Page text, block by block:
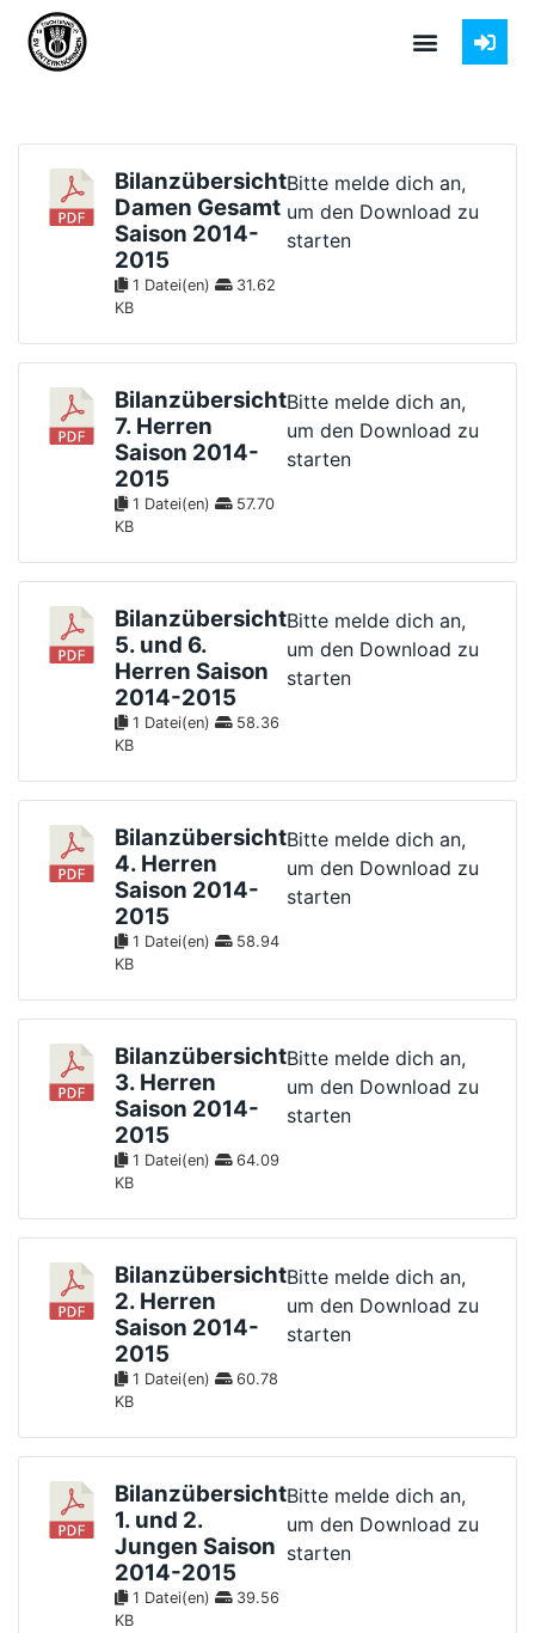
Bilanzübersicht
Damen Gesamt
Saison 2014-
2015
1 Datei(en)
31.62
KB
Bitte melde dich an,
um den Download zu
starten
Bilanzübersicht
7. Herren
Saison 2014-
2015
1 Datei(en)
57.70
KB
Bitte melde dich an,
um den Download zu
starten
Bilanzübersicht
5. und 6.
Herren Saison
2014-2015
1 Datei(en)
58.36
KB
Bitte melde dich an,
um den Download zu
starten
Bilanzübersicht
4. Herren
Saison 2014-
2015
1 Datei(en)
58.94
KB
Bitte melde dich an,
um den Download zu
starten
Bilanzübersicht
3. Herren
Saison 2014-
2015
1 Datei(en)
64.09
KB
Bitte melde dich an,
um den Download zu
starten
Bilanzübersicht
2. Herren
Saison 2014-
2015
1 Datei(en)
60.78
KB
Bitte melde dich an,
um den Download zu
starten
Bilanzübersicht
1. und 2.
Jungen Saison
2014-2015
1 Datei(en)
39.56
KB
Bitte melde dich an,
um den Download zu
starten